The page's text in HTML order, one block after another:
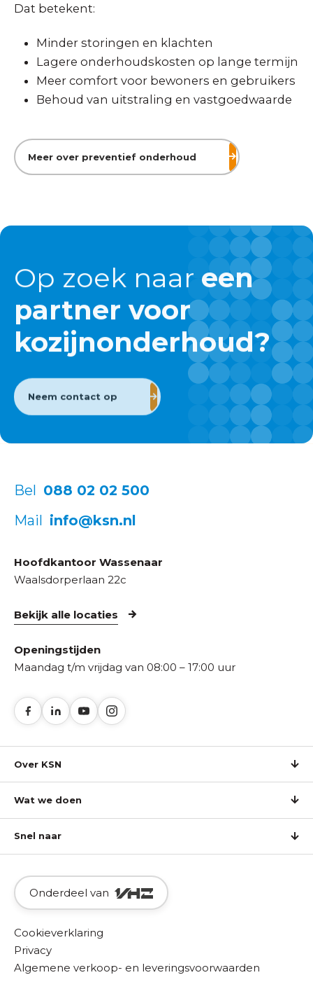
Dat betekent:
Minder storingen en klachten
Lagere onderhoudskosten op lange termijn
Meer comfort voor bewoners en gebruikers
Behoud van uitstraling en vastgoedwaarde
Meer over preventief onderhoud
Op zoek naar een
partner voor
kozijnonderhoud?
Neem contact op
Bel 088 02 02 500
Mail info@ksn.nl
Hoofdkantoor Wassenaar
Waalsdorperlaan 22c
Bekijk alle locaties
Openingstijden
Maandag t/m vrijdag van 08:00 – 17:00 uur
Over KSN
Wat we doen
Snel naar
Onderdeel van
Cookieverklaring
Privacy
Algemene verkoop- en leveringsvoorwaarden